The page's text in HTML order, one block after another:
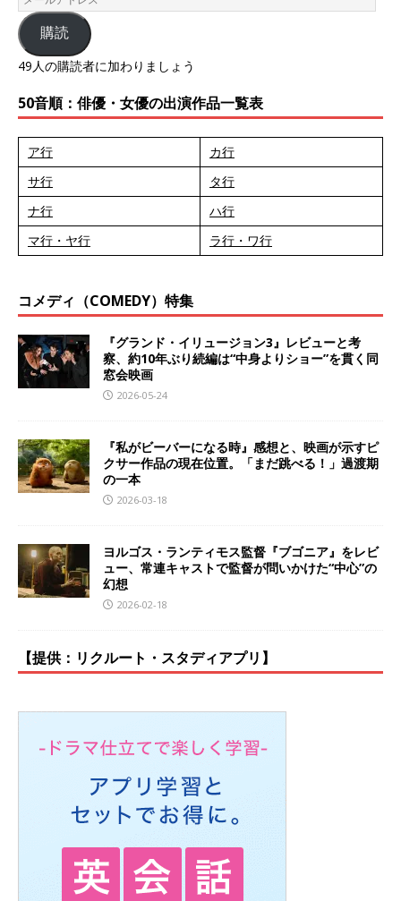
購読
49人の購読者に加わりましょう
50音順：俳優・女優の出演作品一覧表
ア行
カ行
サ行
タ行
ナ行
ハ行
マ行・ヤ行
ラ行・ワ行
コメディ（COMEDY）特集
『グランド・イリュージョン3』レビューと考
察、約10年ぶり続編は“中身よりショー”を貫く同
窓会映画
2026-05-24
『私がビーバーになる時』感想と、映画が示すピ
クサー作品の現在位置。「まだ跳べる！」過渡期
の一本
2026-03-18
ヨルゴス・ランティモス監督『ブゴニア』をレビ
ュー、常連キャストで監督が問いかけた“中心”の
幻想
2026-02-18
【提供：リクルート・スタディアプリ】